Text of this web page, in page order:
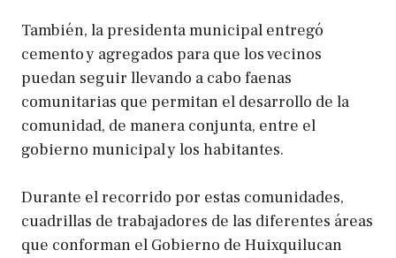
También, la presidenta municipal entregó
cemento y agregados para que los vecinos
puedan seguir llevando a cabo faenas
comunitarias que permitan el desarrollo de la
comunidad, de manera conjunta, entre el
gobierno municipal y los habitantes.
Durante el recorrido por estas comunidades,
cuadrillas de trabajadores de las diferentes áreas
que conforman el Gobierno de Huixquilucan